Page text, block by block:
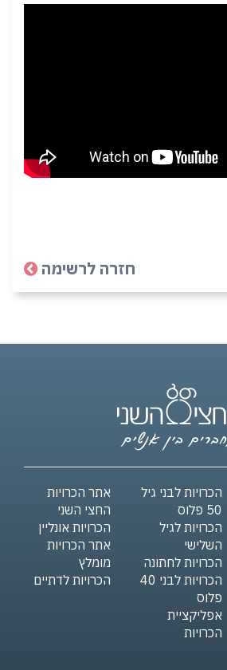
חזרה לרשימה
אתר הכרויות
החצי השני
הכרויות אונליין
אתר הכרויות
מומלץ
הכרויות לדתיים
הכרויות לבני גיל
50 פלוס
הכרויות לגיל
השלישי
הכרויות לחתונה
הכרויות לבני 40
פלוס
אפליקציית
הכרויות